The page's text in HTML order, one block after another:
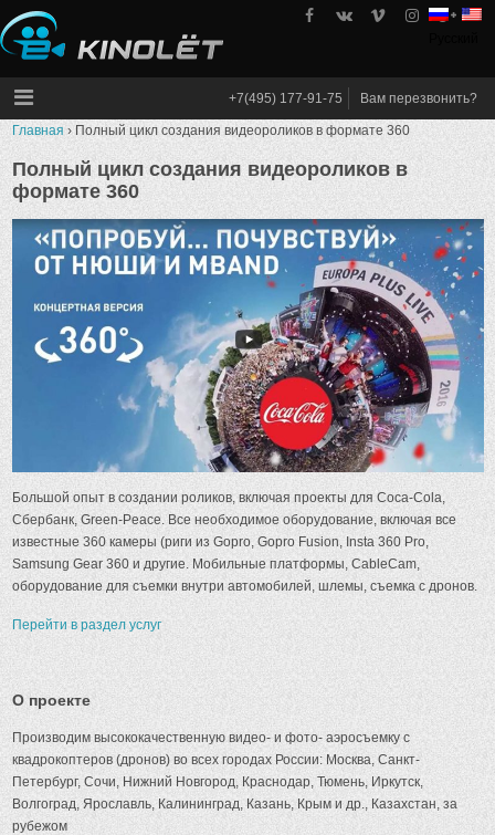
Skip
to
content
kinolet
+7(495) 177-91-75 Вам перезвонить?
Главная › Полный цикл создания видеороликов в формате 360
Полный цикл создания видеороликов в
формате 360
Большой опыт в создании роликов, включая проекты для Coca-Cola,
Сбербанк, Green-Peace. Все необходимое оборудование, включая все
известные 360 камеры (риги из Gopro, Gopro Fusion, Insta 360 Pro,
Samsung Gear 360 и другие. Мобильные платформы, CableCam,
оборудование для съемки внутри автомобилей, шлемы, съемка с дронов.
Перейти в раздел услуг
О проекте
Производим высококачественную видео- и фото- аэросъемку с
квадрокоптеров (дронов) во всех городах России: Москва, Санкт-
Петербург, Сочи, Нижний Новгород, Краснодар, Тюмень, Иркутск,
Волгоград, Ярославль, Калининград, Казань, Крым и др., Казахстан, за
рубежом